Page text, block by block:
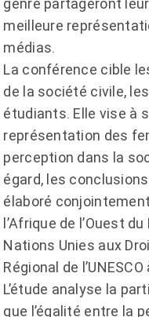
genre partageront
meilleure
médias.
La conférence cible
de la société civile,
étudiants. Elle vise à
représentation des
perception dans la
égard, les
élaboré
l’Afrique de l’Ouest
Nations Unies aux
Régional de
L’étude analyse la
que l’égalité entre la